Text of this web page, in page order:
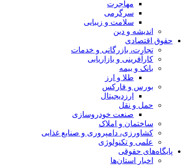
مهاجرت
سرگرمی
سلامت و زیبایی
اندیشه و دین
حقوق اقتصادی
تجارت، بازرگانی و خدمات
کارآفرینی و بازاریابی
بانک و بیمه
طلا و ارز
بورس و فارکس
ارزدیجیتال
حمل و نقل
صنعت خودروسازی
ساختمان و املاک
کشاورزی، دامپروری و صنایع غذایی
علمی و تکنولوژی
پایگاه‌های حقوقی
اخبار استان‌ها